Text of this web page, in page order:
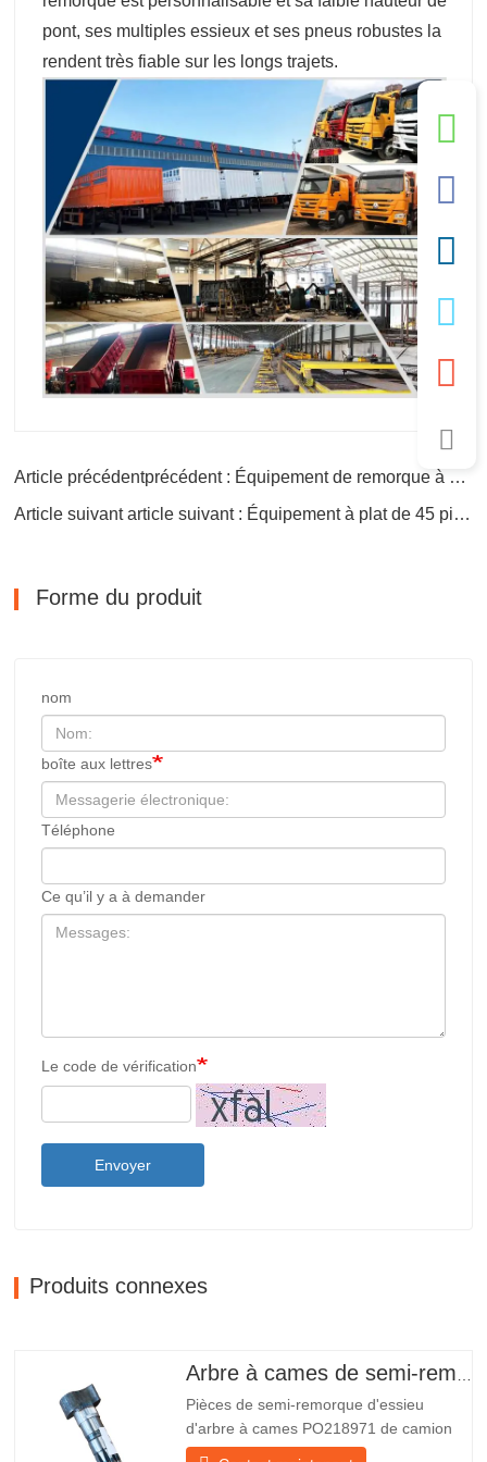
pont, ses multiples essieux et ses pneus robustes la
rendent très fiable sur les longs trajets.
Article précédentprécédent : Équipement de remorque à plat de 40 pieds
Article suivant article suivant : Équipement à plat de 45 pieds
Forme du produit
nom
boîte aux lettres
Téléphone
Ce qu’il y a à demander
Le code de vérification
Envoyer
Produits connexes
Pièces de semi-remorque d'essieu
d'arbre à cames PO218971 de camion
chinois à vendre Caractéristiques Produit